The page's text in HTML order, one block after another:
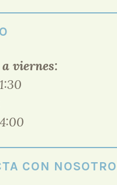
viernes:
CON